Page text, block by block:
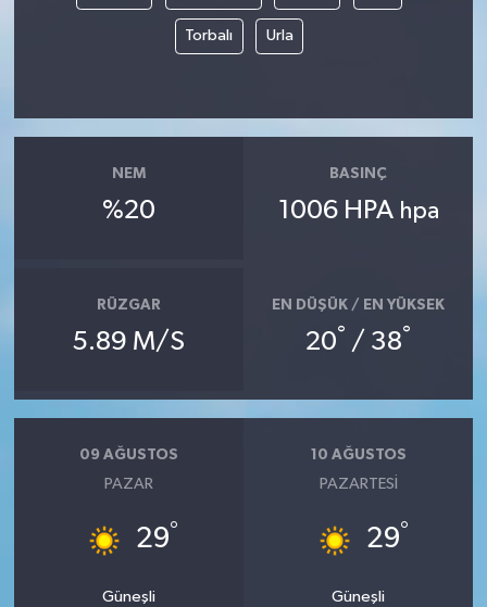
Torbalı Urla
NEM
%20
BASINÇ
1006 HPA hpa
RÜZGAR
5.89 M/S
EN DÜŞÜK / EN YÜKSEK
20° / 38°
09 AĞUSTOS
PAZAR
29°
Güneşli
10 AĞUSTOS
PAZARTESI
29°
Güneşli